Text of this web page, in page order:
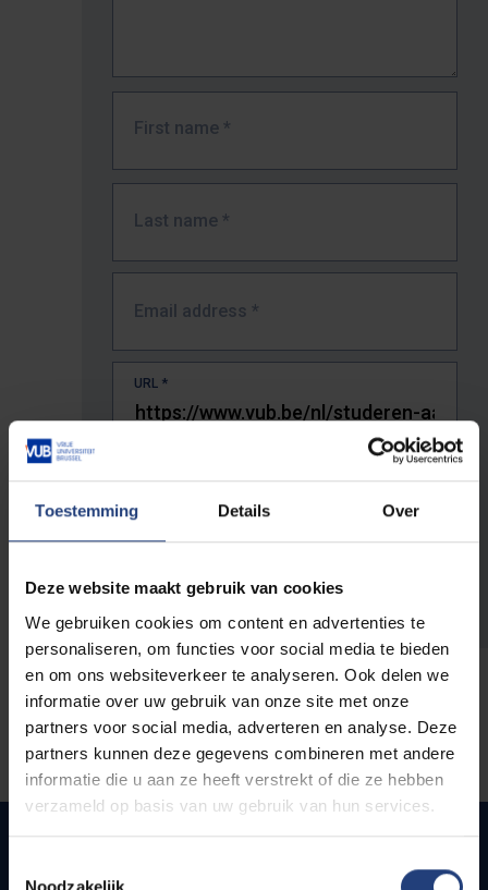
Toestemming Details Over
Deze website maakt gebruik van cookies
We gebruiken cookies om content en advertenties te
personaliseren, om functies voor social media te bieden
en om ons websiteverkeer te analyseren. Ook delen we
informatie over uw gebruik van onze site met onze
partners voor social media, adverteren en analyse. Deze
partners kunnen deze gegevens combineren met andere
informatie die u aan ze heeft verstrekt of die ze hebben
verzameld op basis van uw gebruik van hun services.
First name *
Last name *
Email address *
URL *
The full URL of the page where you encountered the error.